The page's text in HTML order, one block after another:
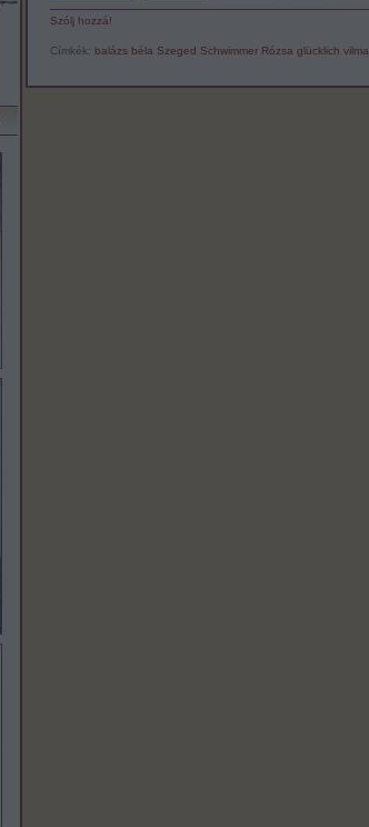
Szólj hozzá!
Címkék: balázs béla Szeged Schwimmer Rózsa glücklich vilma